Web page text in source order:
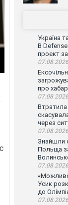
Україна
В
проєкт
про
через
Знайшли
Польща
Усик
до